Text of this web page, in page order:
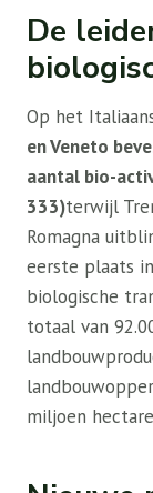
De
Op het
en Veneto
aantal bio-
333)terwijl
Romagna
eerste plaats
biologische
totaal van
miljoen